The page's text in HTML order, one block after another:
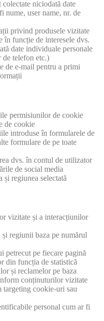
niciodată date
nume, user name, nr. de
privind produsele vizitate
în funcție de interesele dvs.
date individuale personale
de telefon etc.)
de e-mail pentru a primi
permisiunilor de cookie
de cookie
introduse în formularele de
formulare de pe toate
dvs. în contul de utilizator
de social media
regiunea selectată
vizitate și a interacțiunilor
regiunii baza pe numărul
petrecut pe fiecare pagină
din funcția de statistică
și reclamelor pe baza
conținuturilor vizitate
cookie-uri sau
personal cum ar fi